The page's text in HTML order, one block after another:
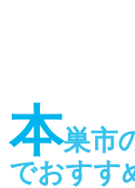
本巣市
でおすす